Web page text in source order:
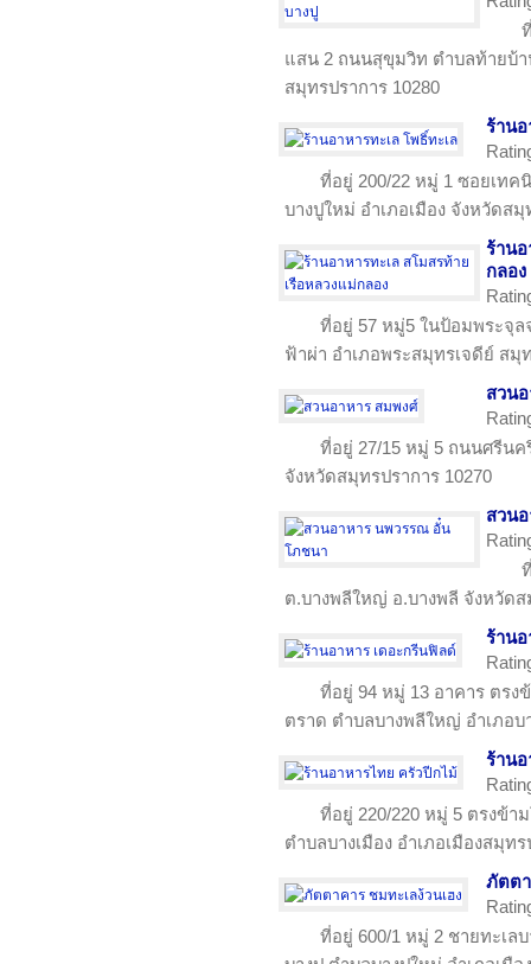
แสน 2 ถนนสุขุมวิท ตำบลท้ายบ้า
สมุทรปราการ 10280
ร้านอ
ที่อยู่ 200/22 หมู่ 1 ซอยเท
บางปูใหม่ อำเภอเมือง จังหวัดสมุ
ร้านอ
กลอง
ที่อยู่ 57 หมู่5 ในป้อมพระจุ
ฟ้าผ่า อำเภอพระสมุทรเจดีย์ สมุ
สวน
ที่อยู่ 27/15 หมู่ 5 ถนนศรีนค
จังหวัดสมุทรปราการ 10270
สวน
ต.บางพลีใหญ่ อ.บางพลี จังหวัดส
ร้าน
ที่อยู่ 94 หมู่ 13 อาคาร ตร
ตราด ตำบลบางพลีใหญ่ อำเภอบ
ร้าน
ที่อยู่ 220/220 หมู่ 5 ตรงข้า
ตำบลบางเมือง อำเภอเมืองสมุท
ภัตตา
ที่อยู่ 600/1 หมู่ 2 ชายทะเล